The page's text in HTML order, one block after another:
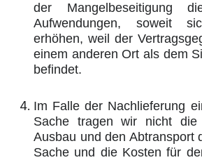
der Mangelbeseitigung
Aufwendungen, soweit
erhöhen, weil der
einem anderen Ort als dem
befindet.
Im Falle der Nachlieferung
Sache tragen wir nicht
Ausbau und den Abtransport
Sache und die Kosten für